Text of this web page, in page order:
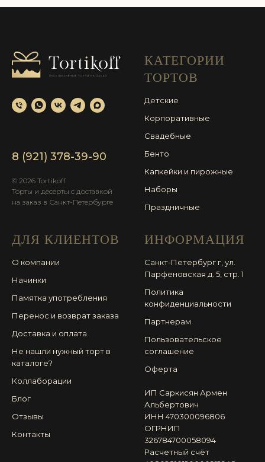
8 (921) 378-39-90
© 2026 Tortikoff
Торты и десерты с доставкой
на заказ в Санкт-Петербурге
КАТЕГОРИИ
ТОРТОВ
Детские
Корпоративные
Свадебные
Бенто
Капкейки и пирожные
Наборы
Праздничные
ДЛЯ КЛИЕНТОВ
О компании
Начинки
Памятка употребления
Перенос и возврат заказа
Доставка и оплата
Не нашли нужный торт в
каталоге?
Коллаборации
Блог
Отзывы
Контакты
ИНФОРМАЦИЯ
Санкт-Петербург г, ул.
Парфеновская д. 5, стр. 1
Политика
конфиденциальности
Партнерам
Пользовательское
соглашение
Оферта
ИП Саркисян Армен
Альбертович
ИНН 470300096806
ОГРНИП
326784700058094
Расчетный счёт